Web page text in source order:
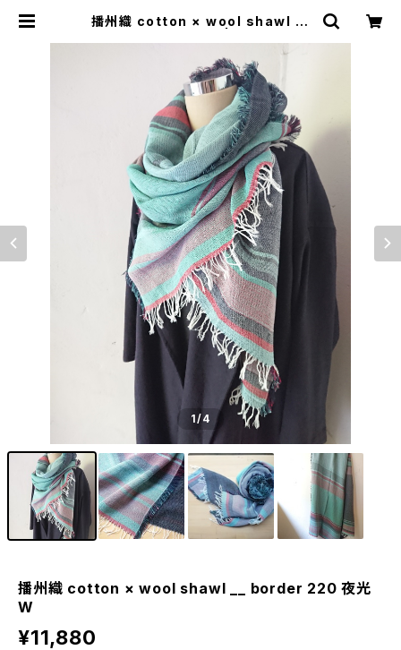
播州織 cotton × wool shawl __
1/4
播州織 cotton × wool shawl __ border 220 夜光
W
¥11,880